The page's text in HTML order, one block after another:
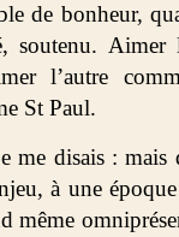
de bonheur,
soutenu. Aimer
l’autre
St Paul.
me disais : mais
à une
même